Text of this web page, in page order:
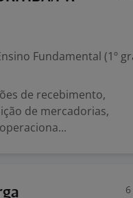
Fundamental (1º
de recebimento,
de mercadorias,